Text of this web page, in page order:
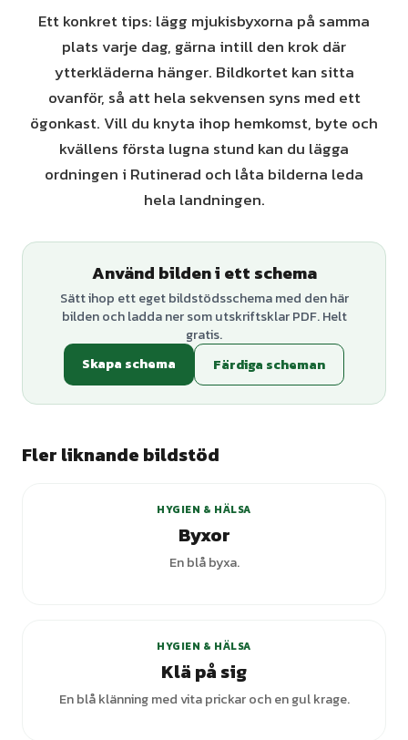
Ett konkret tips: lägg mjukisbyxorna på samma
plats varje dag, gärna intill den krok där
ytterkläderna hänger. Bildkortet kan sitta
ovanför, så att hela sekvensen syns med ett
ögonkast. Vill du knyta ihop hemkomst, byte och
kvällens första lugna stund kan du lägga
ordningen i Rutinerad och låta bilderna leda
hela landningen.
Använd bilden i ett schema
Sätt ihop ett eget bildstödsschema med den här
bilden och ladda ner som utskriftsklar PDF. Helt
gratis.
Skapa schema
Färdiga scheman
Fler liknande bildstöd
HYGIEN & HÄLSA
Byxor
En blå byxa.
HYGIEN & HÄLSA
Klä på sig
En blå klänning med vita prickar och en gul krage.